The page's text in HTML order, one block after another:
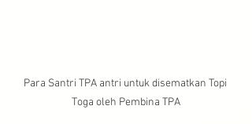
Para Santri TPA antri untuk disematkan Topi
Toga oleh Pembina TPA